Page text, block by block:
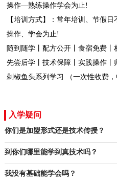
操作—熟练操作学会为止!
【培训方式】：常年培训、节假
操作、学会为止!
随到随学丨配方公开丨食宿免费丨
先尝后学丨技术保障丨实践操作丨
剁椒鱼头系列学习
（一次性收费
入学疑问
你们是加盟形式还是技术传授？
到你们哪里能学到真技术吗？
我没有基础能学会吗？